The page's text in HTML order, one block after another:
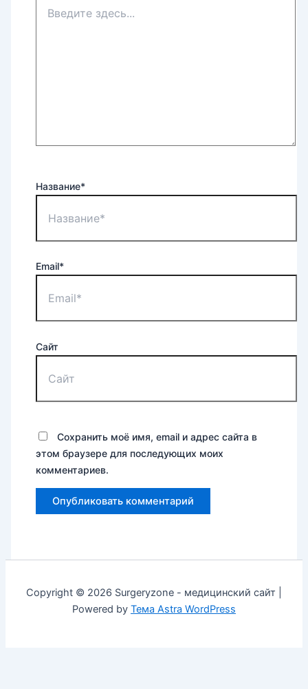
Название*
Email*
Сайт
Сохранить моё имя, email и адрес сайта в
этом браузере для последующих моих
комментариев.
Copyright © 2026 Surgeryzone - медицинский сайт |
Powered by Тема Astra WordPress